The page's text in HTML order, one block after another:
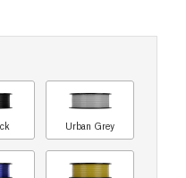
Urban Grey